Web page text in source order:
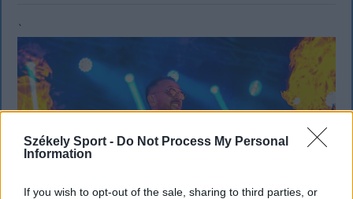
Székely Sport - Do Not Process My Personal
Information
If you wish to opt-out of the sale, sharing to third parties, or
`